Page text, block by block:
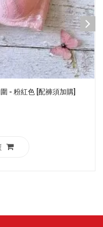
- 粉紅色 [配褲須加購]